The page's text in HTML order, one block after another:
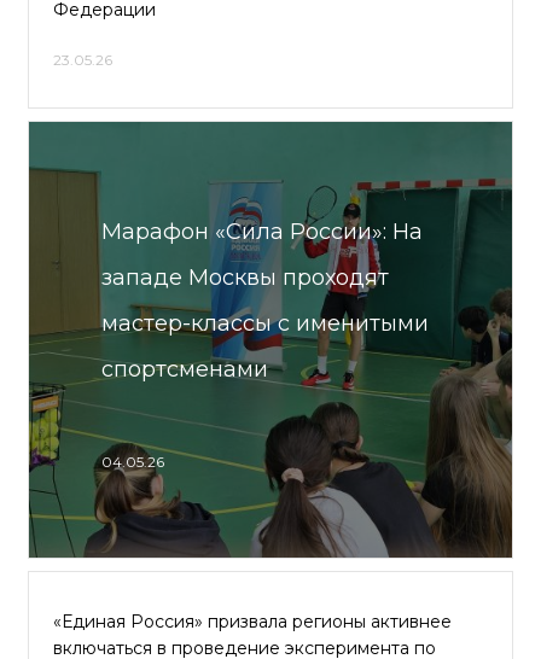
Федерации
23.05.26
Марафон «Сила России»: На
западе Москвы проходят
мастер-классы с именитыми
спортсменами
04.05.26
«Единая Россия» призвала регионы активнее
включаться в проведение эксперимента по